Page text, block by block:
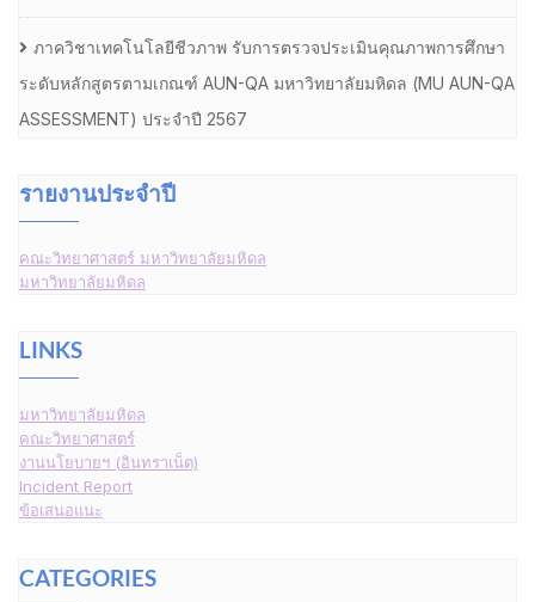
ภาควิชาเทคโนโลยีชีวภาพ รับการตรวจประเมินคุณภาพการศึกษา
ระดับหลักสูตรตามเกณฑ์ AUN-QA มหาวิทยาลัยมหิดล (MU AUN-QA
ASSESSMENT) ประจำปี 2567
รายงานประจำปี
คณะวิทยาศาสตร์ มหาวิทยาลัยมหิดล
มหาวิทยาลัยมหิดล
LINKS
มหาวิทยาลัยมหิดล
คณะวิทยาศาสตร์
งานนโยบายฯ (อินทราเน็ต)
Incident Report
ข้อเสนอแนะ
CATEGORIES